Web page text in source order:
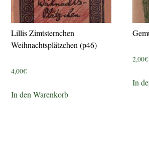
Lillis Zimtsternchen
Weihnachtsplätzchen (p46)
4,00€
In den Warenkorb
2,00€
In